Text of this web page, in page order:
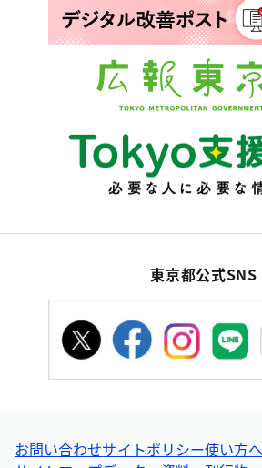
東京都公式SNS
お問い合わせサイトポリシー使い方